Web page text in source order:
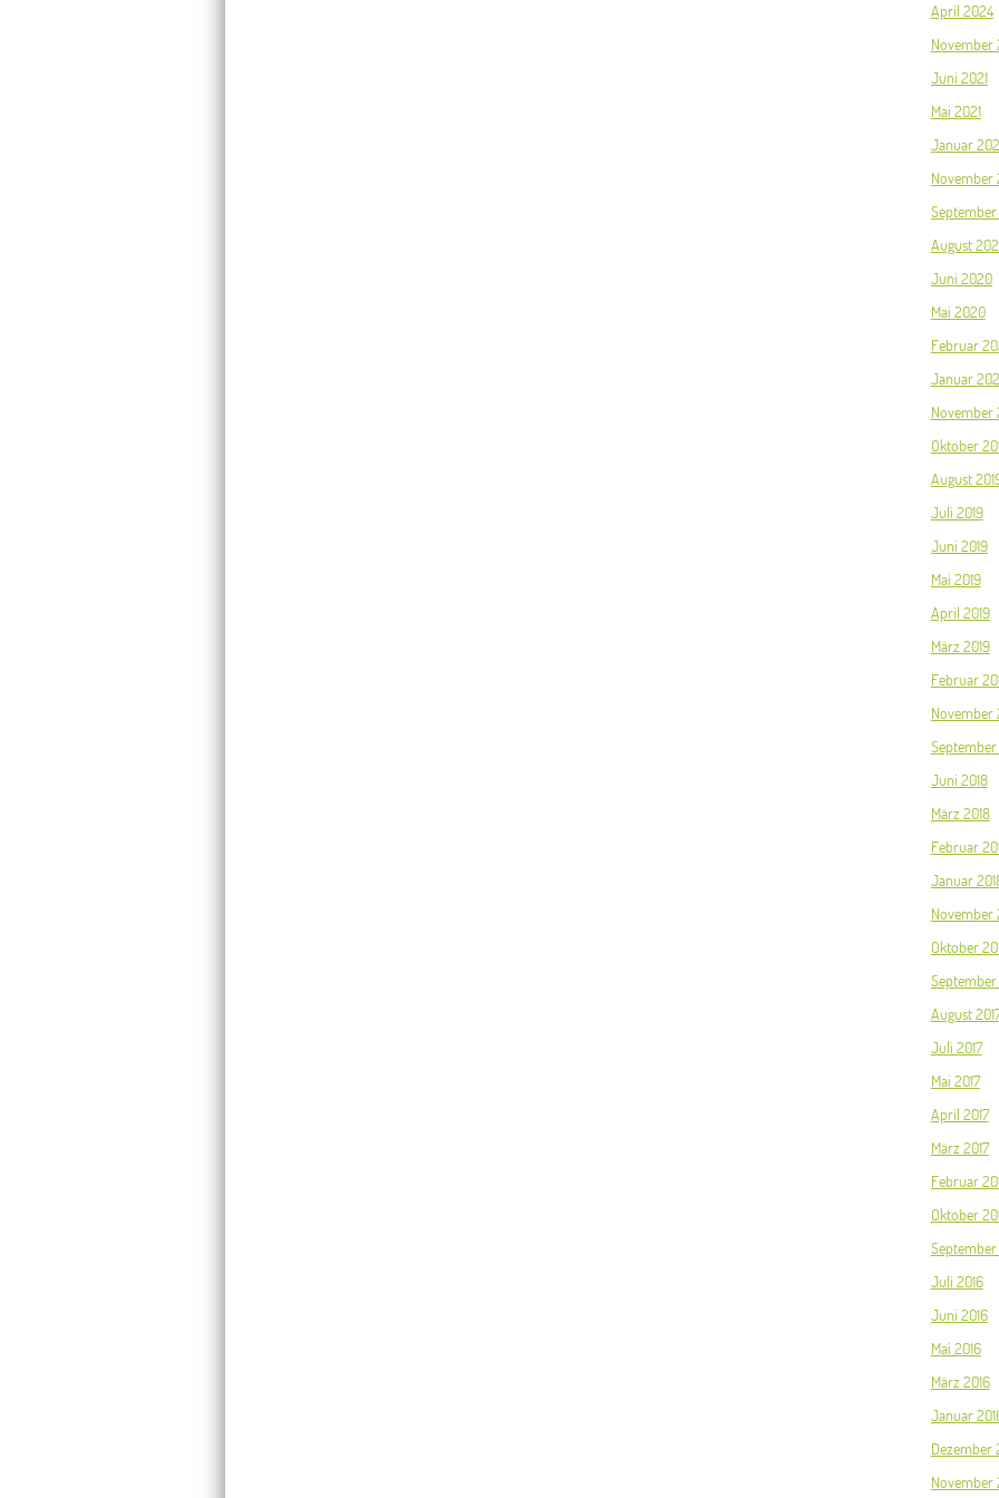
April 2024
November
Juni 2021
Mai 2021
Januar
November
August
Juni 2020
Mai 2020
Februar
Januar
November
Oktober
August
Juli 2019
Juni 2019
Mai 2019
April 2019
März 2019
Februar
November
September
Juni 2018
März 2018
Februar
Januar
November
Oktober
September
August
Juli 2017
Mai 2017
April 2017
März 2017
Februar
Oktober
September
Juli 2016
Juni 2016
Mai 2016
März 2016
Januar
Dezember
November